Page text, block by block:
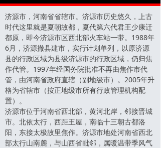
济源市，河南省省辖市。济源市历史悠久，上古
时代这里就是夏朝故都，夏代第六代君王少康迁
都原，即今济源市区西北部火车站一带。1988年
6月，济源撤县建市，实行计划单列，以原济源
县的行政区域为县级济源市的行政区域，仍归焦
作代管。1997年经国务院批准不再由焦作市代
管，由河南省政府直辖（副地级市）。2005年升
格为省辖市（按正地级市所有行政管理机构配
置）。
济源市位于河南省西北部，黄河北岸，邻接晋城
市。北依太行，西距王屋，南临十三朝古都洛
阳，东接太极故里焦作。济源市地处河南省西北
部太行山南麓，与山西省毗邻，属暖温带季风气